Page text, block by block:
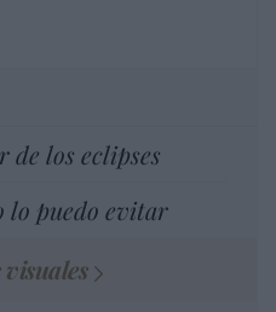
de los eclipses
lo puedo evitar